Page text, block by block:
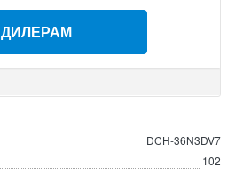
ДИЛЕРАМ
DCH-36N3DV7
102